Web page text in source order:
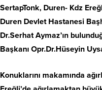
SertapTonk, Duren- Kdz
Duren Devlet Hastanesi
Dr.Serhat Aymaz’ın
Başkanı Opr.Dr.Hüseyin
Konuklarını makamında